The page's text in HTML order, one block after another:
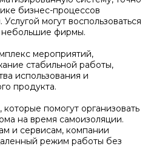
бизнес-процессов
могут воспользоваться
небольшие фирмы.
мероприятий,
стабильной работы,
использования и
продукта.
помогут организовать
на время самоизоляции.
и сервисам, компании
режим работы без